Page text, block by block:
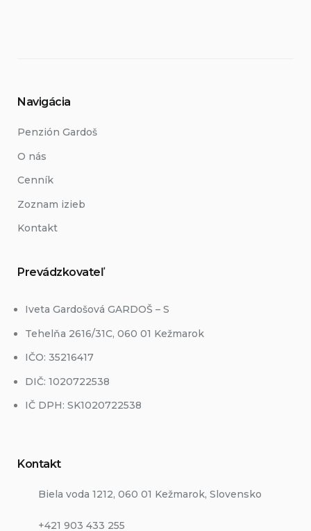
Navigácia
Penzión Gardoš
O nás
Cenník
Zoznam izieb
Kontakt
Prevádzkovateľ
Iveta Gardošová GARDOŠ – S
Tehelňa 2616/31C, 060 01 Kežmarok
IČO: 35216417
DIČ: 1020722538
IČ DPH: SK1020722538
Kontakt
Biela voda 1212, 060 01 Kežmarok, Slovensko
+421 903 433 255